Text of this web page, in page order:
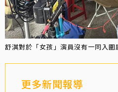
舒淇對於「女孩」演員沒有一同入
更多新聞報導